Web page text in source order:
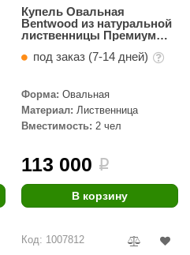
Купель Овальная
Bentwood из натуральной
лиственницы Премиум
под заказ (7-14 дней)
Форма: Овальная
Материал: Лиственница
Вместимость: 2 чел
113 000 i
В корзину
Код: 1007812